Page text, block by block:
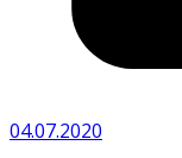
04.07.2020